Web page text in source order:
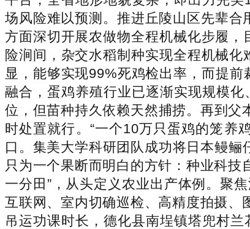
场风险难以预测。推进丘陵山区先辈
方面深切开展农做物全程机械化步履
险涧间，杂交水稻制种实现全程机械
显，能够实现99%死鸡检出率，而提
融合，蛋鸡养殖行业已逐渐实现规模
位，但苗种持久依赖天然捕捞。再到父
时处置就行。“一个10万只蛋鸡的笼养
口。集美大学科研团队成功将日本鳗鲡
只为一个果断而明白的方针：种业科
一分田”，从头定义农业出产体例。聚
互联网、室内切确巡检、高精度拍摄、
吊运功课时长，德化县南埕镇塔兜村